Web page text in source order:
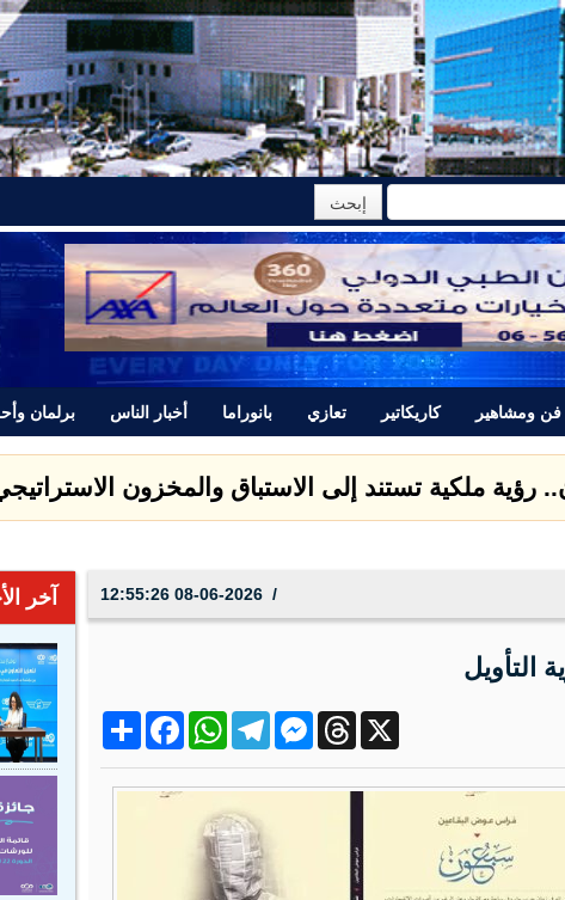
فن ومشاهير كاريكاتير تعازي بانوراما أخبار الناس برلمان
08-06-2026 12:55:26
التأويل
ShareFacebookWhatsAppTelegramMessengerThreads X
آخر